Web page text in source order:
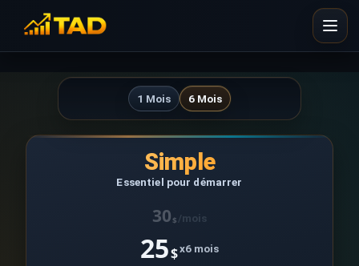
1 Mois 6 Mois
Simple
Essentiel pour démarrer
30$ /mois
25$x6 mois